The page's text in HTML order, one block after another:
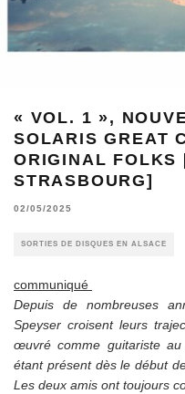
« VOL. 1 »,
SOLARIS GREAT
ORIGINAL FOLKS
STRASBOURG]
02/05/2025
SORTIES DE DISQUES EN ALSACE
communiqué
Depuis de nombreuses
Speyser croisent leurs
œuvré comme guitariste
étant présent dès le début
Les deux amis ont toujours